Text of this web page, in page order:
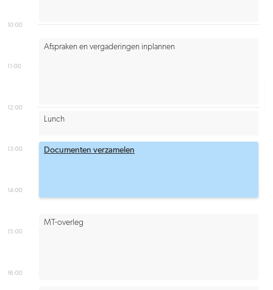
10:00
11:00
12:00
13:00
14:00
15:00
16:00
Lunch
MT-overleg
Documenten verzamelen
Afspraken en vergaderingen inplannen